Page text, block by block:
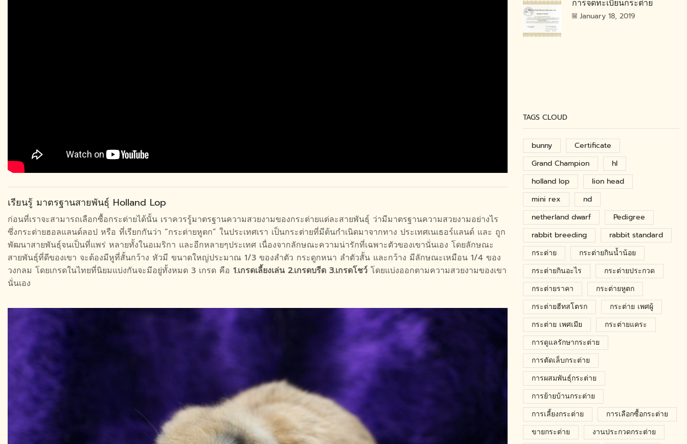
เรียนรู้ มาตรฐานสายพันธุ์ Holland Lop
ก่อนที่เราจะสามารถเลือกซื้อกระต่ายได้นั้น เราควรรู้มาตรฐานความสวยงามของกระต่ายแต่ละสายพันธุ์ ว่ามีมาตรฐานความสวยงามอย่างไร
ซึ่งกระต่ายฮอลแลนด์ลอป หรือ ที่เรียกกันว่า “กระต่ายหูตก” ในประเทศเรา เป็นกระต่ายที่มีต้นกำเนิดมาจากทาง ประเทศเนเธอร์แลนด์ และ ถูก
พัฒนาสายพันธุ์จนเป็นที่แพร่ หลายทั้งในอเมริกา และอีกหลายๆประเทศ เนื่องจากลักษณะความน่ารักที่เฉพาะตัวของเขานั่นเอง โดยลักษณะ
สายพันธุ์ที่ดีของเขา จะต้องมีหูที่สั้นกว้าง หัวมี ขนาดใหญ่ประมาณ 1/3 ของลำตัว กระดูกหนา ลำตัวสั้น และกว้าง มีลักษณะเหมือน 1/4 ของ
วงกลม โดยเกรดในไทยที่นิยมแบ่งกันจะมีอยู่ทั้งหมด 3 เกรด คือ 1.เกรดเลี้ยงเล่น 2.เกรดบรีด 3.เกรดโชว์ โดยแบ่งออกตามความสวยงามของเขา
นั่นเอง
การจดทะเบียนกระต่าย
January 18, 2019
TAGS CLOUD
bunny
Certificate
Grand Champion
hl
holland lop
lion head
mini rex
nd
netherland dwarf
Pedigree
rabbit breeding
rabbit standard
กระต่าย
กระต่ายกินน้ำน้อย
กระต่ายกินอะไร
กระต่ายประกวด
กระต่ายราคา
กระต่ายหูตก
กระต่ายฮีทสโตรก
กระต่าย เพศผู้
กระต่าย เพศเมีย
กระต่ายแคระ
การดูแลรักษากระต่าย
การตัดเล็บกระต่าย
การผสมพันธุ์กระต่าย
การย้ายบ้านกระต่าย
การเลี้ยงกระต่าย
การเลือกซื้อกระต่าย
ขายกระต่าย
งานประกวดกระต่าย